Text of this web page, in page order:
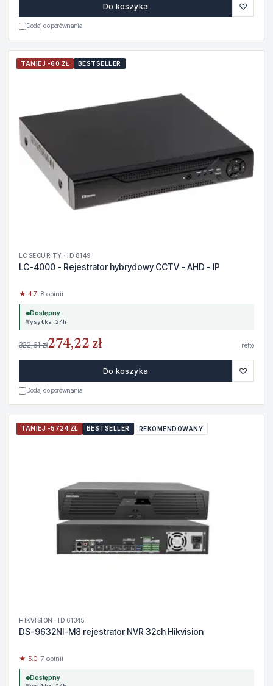
Do koszyka ♡
Dodaj do porównania
TANIEJ -60 ZŁ BESTSELLER
LC SECURITY · ID 8149
LC-4000 - Rejestrator hybrydowy CCTV - AHD - IP
★ 4.7· 8 opinii
Dostępny
Wysyłka 24h
322,61 zł274,22 zł netto
Do koszyka ♡
Dodaj do porównania
TANIEJ -5724 ZŁ BESTSELLER REKOMENDOWANY
HIKVISION · ID 61345
DS-9632NI-M8 rejestrator NVR 32ch Hikvision
★ 5.0· 7 opinii
Dostępny